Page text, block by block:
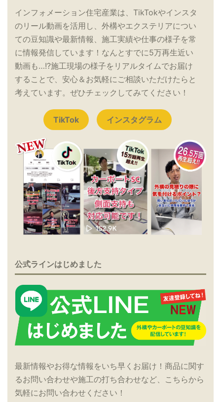
インフォメーション住宅産業は、TikTokやインスタ
のリール動画を活用し、外構やエクステリアについ
ての豆知識や最新情報、施工実績や仕事の様子を常
に情報発信しています！なんとすでに5万再生近い
動画も…!?施工現場の様子をリアルタイムでお届け
することで、安心＆お気軽にご相談いただけたらと
考えています。ぜひチェックしてみてください！
TikTok インスタグラム
公式ラインはじめました
最新情報やお得な情報をいち早くお届け！商品に関す
るお問い合わせや施工の打ち合わせなど、こちらから
気軽にお問い合わせください！